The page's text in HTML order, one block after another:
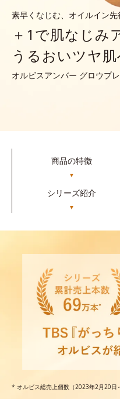
素早くなじむ、オイルイン先
＋1で肌なじみ
うるおいツヤ
オルビスアンバー グロウプ
商品の特徴
▼
シリーズ紹介
▼
* オルビス総売上個数（2023年2月20日